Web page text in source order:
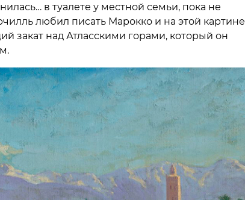
в туалете у местной семьи, пока не
любил писать Марокко и на этой картине
закат над Атласскими горами, который он